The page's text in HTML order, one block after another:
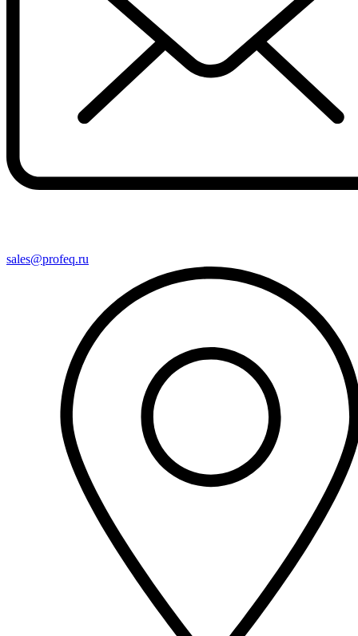
sales@profeq.ru